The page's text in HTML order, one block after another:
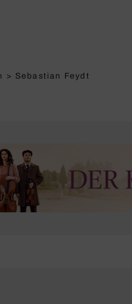
> Sebastian Feydt